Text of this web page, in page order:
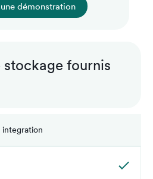
démonstration
fournis